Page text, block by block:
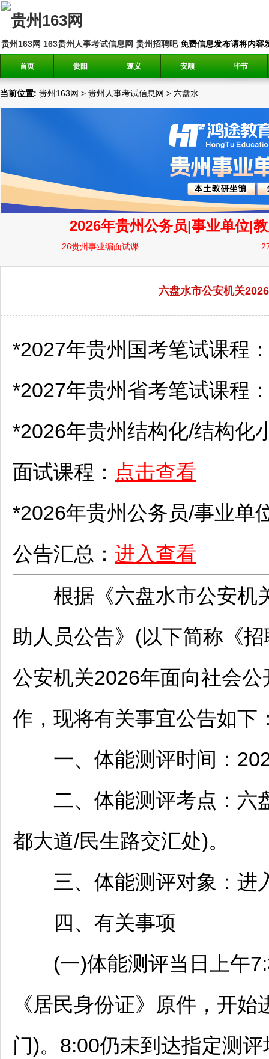
贵州163网 163贵州人事考试信息网 贵州招聘吧免费信息发布请将内容
首页 贵阳 遵义 安顺 毕节
当前位置: 贵州163网 > 贵州人事考试信息网 > 六盘水
六盘水市公安机关
*2027年贵州国考笔试课程
*2027年贵州省考笔试课程
*2026年贵州结构化/结构化
面试课程： 点击查看
*2026年贵州公务员/事业单
公告汇总： 进入查看
根据《六盘水市公安机
助人员公告》(以下简称《招
公安机关2026年面向社会公
作，现将有关事宜公告如下
一、体能测评时间：
二、体能测评考点： 六
都大道/民生路交汇处)。
三、体能测评对象：进
四、有关事项
(一)体能测评当日上午
《居民身份证》原件，开
门)。8:00仍未到达指定测